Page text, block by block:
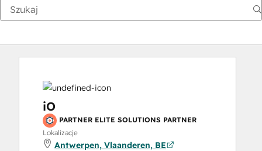
iO
PARTNER ELITE SOLUTIONS PARTNER
Lokalizacje
Antwerpen, Vlaanderen, BE